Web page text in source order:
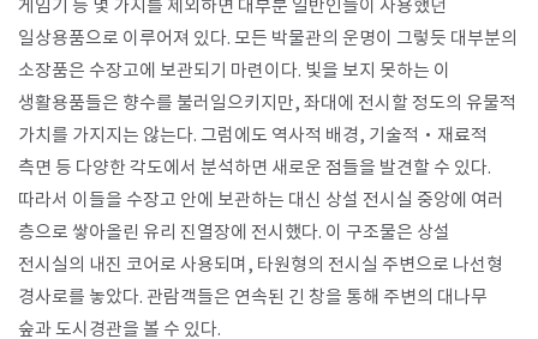
게임기 등 몇 가지를 제외하면 대부분 일반인들이 사용했던
일상용품으로 이루어져 있다. 모든 박물관의 운명이 그렇듯 대부분의
소장품은 수장고에 보관되기 마련이다. 빛을 보지 못하는 이
생활용품들은 향수를 불러일으키지만, 좌대에 전시할 정도의 유물적
가치를 가지지는 않는다. 그럼에도 역사적 배경, 기술적·재료적
측면 등 다양한 각도에서 분석하면 새로운 점들을 발견할 수 있다.
따라서 이들을 수장고 안에 보관하는 대신 상설 전시실 중앙에 여러
층으로 쌓아올린 유리 진열장에 전시했다. 이 구조물은 상설
전시실의 내진 코어로 사용되며, 타원형의 전시실 주변으로 나선형
경사로를 놓았다. 관람객들은 연속된 긴 창을 통해 주변의 대나무
숲과 도시경관을 볼 수 있다.​